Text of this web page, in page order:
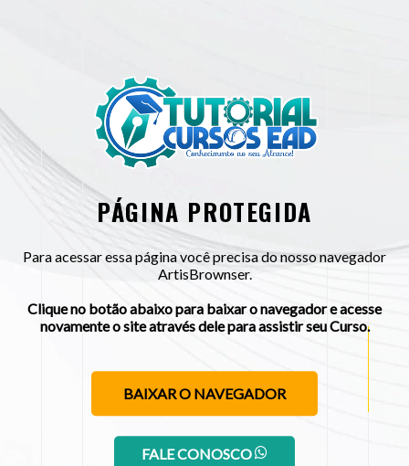
PÁGINA PROTEGIDA
Para acessar essa página você precisa do nosso navegador
ArtisBrownser.
Clique no botão abaixo para baixar o navegador e acesse
novamente o site através dele para assistir seu Curso.
BAIXAR O NAVEGADOR
FALE CONOSCO